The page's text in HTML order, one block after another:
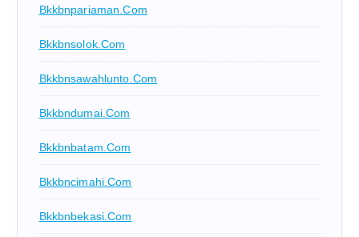
Bkkbnpariaman.com
Bkkbnsolok.com
Bkkbnsawahlunto.com
Bkkbndumai.com
Bkkbnbatam.com
Bkkbncimahi.com
Bkkbnbekasi.com